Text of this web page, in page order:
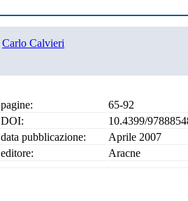
Carlo Calvieri
pagine:
65-92
DOI:
10.4399/
data pubblicazione:
Aprile 2007
editore:
Aracne